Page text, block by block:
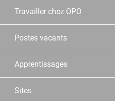
Travailler chez OPO
Postes vacants
Apprentissages
Sites